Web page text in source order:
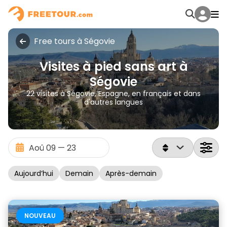
Free tours à Ségovie
Visites à pied sans art à
Ségovie
22 visites à Ségovie, Espagne, en français et dans
d'autres langues
Aujourd’hui Demain Après-demain
NOUVEAU